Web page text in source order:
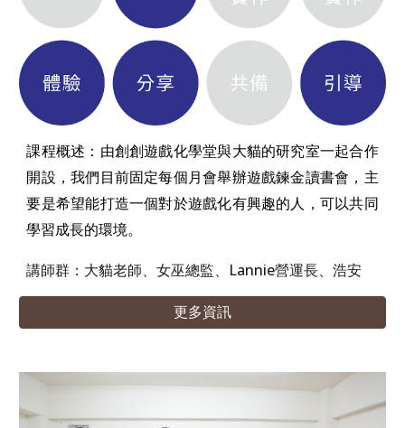
課程概述： 由創創遊戲化學堂與大貓的研究室一起合作
開設，我們目前固定每個月會舉辦遊戲鍊金讀書會，主
要是希望能打造一個對於遊戲化有興趣的人，可以共同
學習成長的環境。
講師群：大貓老師、女巫總監、Lannie營運長、浩安
更多資訊